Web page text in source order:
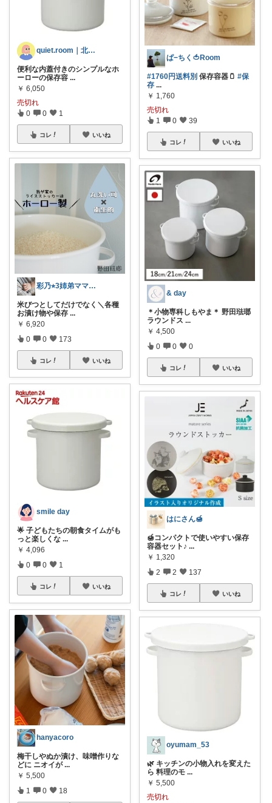
quiet.room｜北欧と暮らしの雑貨
便利な内蓋付きのシンプルなホ
ーローの保存容 ...
￥ 6,050
売切れ
0 0 1
コレ いいね
彩乃⭐︎3姉弟ママ💎🏃5♡
米びつとしてだけでなく＼各種
お漬け物や保存 ...
￥ 6,920
0 0 173
コレ いいね
smile day
🌟 子どもたちの朝食タイムがも
っと楽しくな ...
￥ 4,096
0 0 1
コレ いいね
hanyacoro
梅干しやぬか漬け、味噌作りな
どに ニオイが ...
￥ 5,500
1 0 18
ぱ−ちく🍅Room
#1760円送料別 保存容器🫙 #保
存 ...
￥ 1,760
売切れ
1 0 39
コレ いいね
& day
＊小物専科しもやま＊ 野田琺瑯
ラウンドス ...
￥ 4,500
0 0 0
コレ いいね
はにさん🍯
🍯コンパクトで使いやすい保存
容器セット♪ ...
￥ 1,320
2 2 137
コレ いいね
oyumam_53
🌿 キッチンの小物入れを変えた
ら 料理のモ ...
￥ 5,500
売切れ